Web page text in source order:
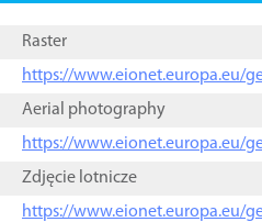
Raster
https://www.eionet.europa.eu/
Aerial photography
https://www.eionet.europa.eu/
Zdjęcie lotnicze
https://www.eionet.europa.eu/